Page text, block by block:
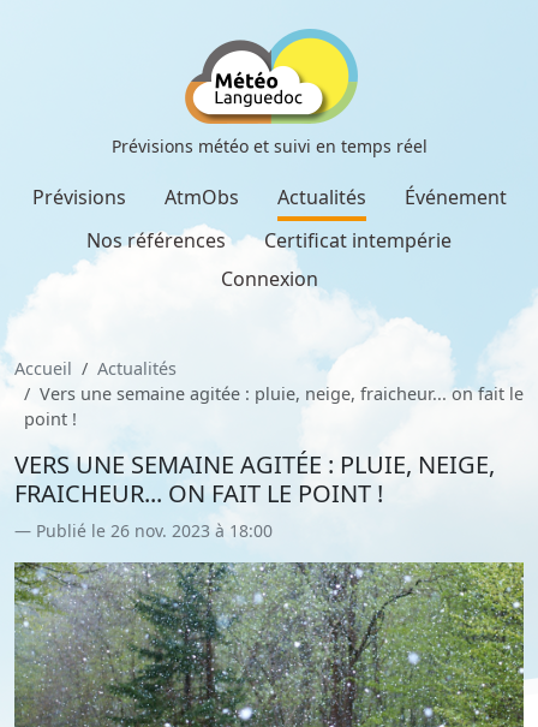
Prévisions météo et suivi en temps réel
Prévisions AtmObs Actualités
Événement
Nos références
Certificat intempérie
Connexion
Accueil
Actualités
Vers une semaine agitée : pluie, neige, fraicheur... on fait le
point !
VERS UNE SEMAINE AGITÉE : PLUIE, NEIGE,
FRAICHEUR... ON FAIT LE POINT !
Publié le 26 nov. 2023 à 18:00